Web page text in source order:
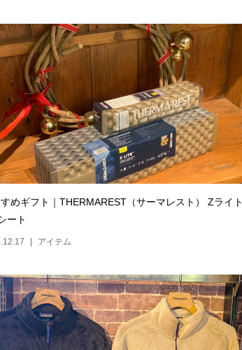
めギフト｜THERMAREST（サーマレスト） Zライト
ート
アイテム